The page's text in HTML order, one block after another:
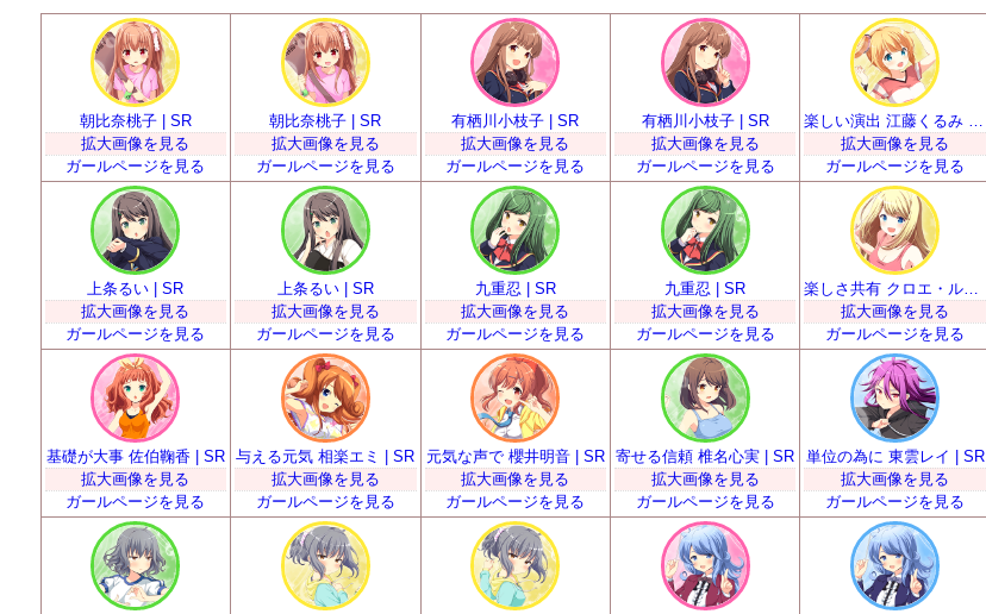
朝比奈桃子 | SR
拡大画像を見る
ガールページを見る
朝比奈桃子 | SR
拡大画像を見る
ガールページを見る
有栖川小枝子 | SR
拡大画像を見る
ガールページを見る
有栖川小枝子 | SR
拡大画像を見る
ガールページを見る
楽しい演出 江藤くるみ | SR
拡大画像を見る
ガールページを見る
上条るい | SR
拡大画像を見る
ガールページを見る
上条るい | SR
拡大画像を見る
ガールページを見る
九重忍 | SR
拡大画像を見る
ガールページを見る
九重忍 | SR
拡大画像を見る
ガールページを見る
楽しさ共有 クロエ・ルメール | SR
拡大画像を見る
ガールページを見る
基礎が大事 佐伯鞠香 | SR
拡大画像を見る
ガールページを見る
与える元気 相楽エミ | SR
拡大画像を見る
ガールページを見る
元気な声で 櫻井明音 | SR
拡大画像を見る
ガールページを見る
寄せる信頼 椎名心実 | SR
拡大画像を見る
ガールページを見る
単位の為に 東雲レイ | SR
拡大画像を見る
ガールページを見る